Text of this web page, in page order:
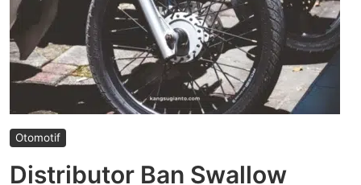
Otomotif
Distributor Ban Swallow